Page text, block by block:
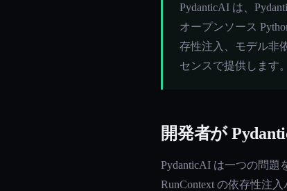
PydanticAI は、
オープンソース
存性注入、モデル非
センスで提供します。
開発者が
PydanticAI は一つの問題
RunContext の依存性注